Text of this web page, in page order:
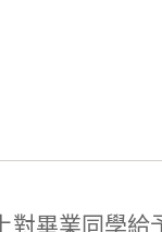
對畢業同學給